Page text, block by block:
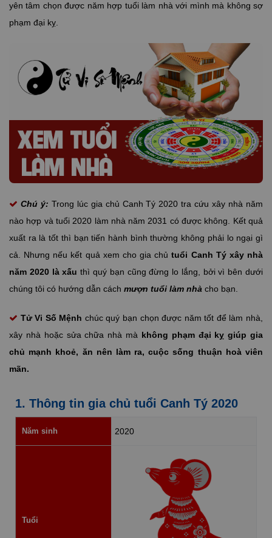
yên tâm chọn được năm hợp tuổi làm nhà với mình mà không sợ
phạm đại kỵ.
Chú ý: Trong lúc gia chủ Canh Tý 2020 tra cứu xây nhà năm
nào hợp và tuổi 2020 làm nhà năm 2031 có được không. Kết quả
xuất ra là tốt thì bạn tiến hành bình thường không phải lo ngại gì
cả. Nhưng nếu kết quả xem cho gia chủ tuổi Canh Tý xây nhà
năm 2020 là xấu thì quý bạn cũng đừng lo lắng, bởi vì bên dưới
chúng tôi có hướng dẫn cách mượn tuổi làm nhà cho bạn.
Tử Vi Số Mệnh chúc quý bạn chọn được năm tốt để làm nhà,
xây nhà hoặc sửa chữa nhà mà không phạm đại kỵ giúp gia
chủ mạnh khoẻ, ăn nên làm ra, cuộc sống thuận hoà viên
mãn.
1. Thông tin gia chủ tuổi Canh Tý 2020
Năm sinh 2020
Tuổi